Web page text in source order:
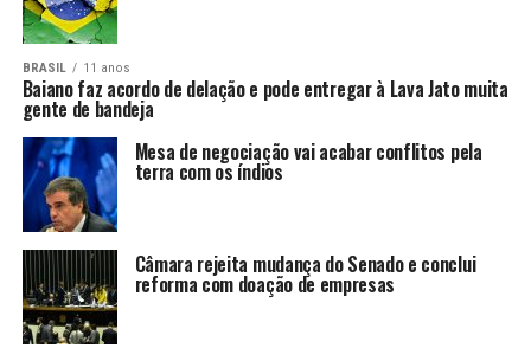
BRASIL 11 anos
Baiano faz acordo de delação e pode entregar à Lava Jato muita
gente de bandeja
Mesa de negociação vai acabar conflitos pela
terra com os índios
Câmara rejeita mudança do Senado e conclui
reforma com doação de empresas